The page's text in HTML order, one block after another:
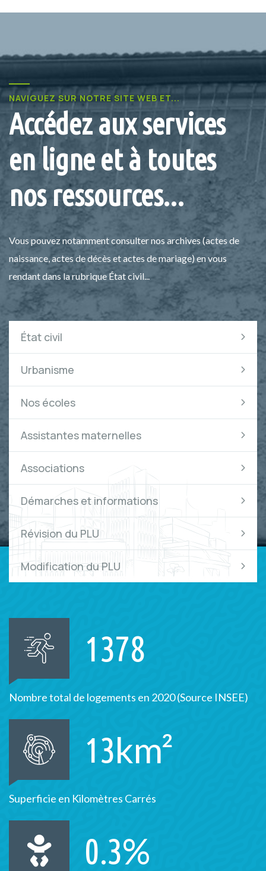
NAVIGUEZ SUR NOTRE SITE WEB ET...
Accédez aux services
en ligne et à toutes
nos ressources...
Vous pouvez notamment consulter nos archives (actes de
naissance, actes de décès et actes de mariage) en vous
rendant dans la rubrique État civil...
État civil
Urbanisme
Nos écoles
Assistantes maternelles
Associations
Démarches et informations
Révision du PLU
Modification du PLU
1378
Nombre total de logements en 2020 (Source INSEE)
13km²
Superficie en Kilomètres Carrés
0.3%